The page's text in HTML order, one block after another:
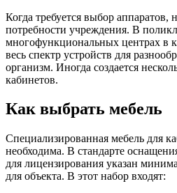
Когда требуется выбор аппаратов,
потребности учреждения. В
многофункциональных центрах в
весь спектр устройств для
организм. Иногда создается
кабинетов.
Как выбрать мебель
Специализированная мебель для
необходима. В стандарте
для лицензирования указан
для объекта. В этот набор входят: